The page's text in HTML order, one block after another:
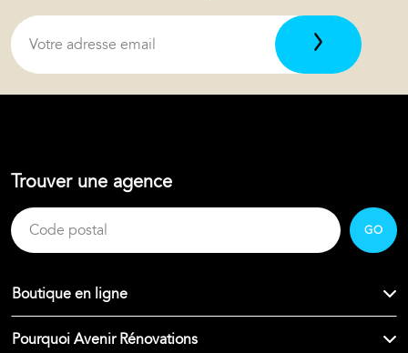
Trouver une agence
GO
Boutique en ligne
Pourquoi Avenir Rénovations